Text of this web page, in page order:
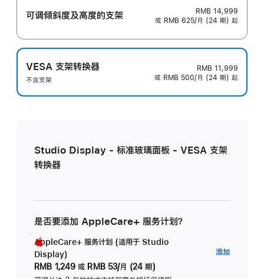
可调倾斜度及高‍度的支‍架
RMB 14,999
或 RMB 625/月 (24 期) 起
VESA 支架转换器
不含支架
RMB 11,999
或 RMB 500/月 (24 期) 起
Studio Display - 标准玻璃面板 - VESA 支架
转换器
是否要添加 AppleCare+ 服务计划？
AppleCare+ 服务计划 (适用于 Studio
Display)
RMB 1,249 或 RMB 53/月 (24 期)
添加